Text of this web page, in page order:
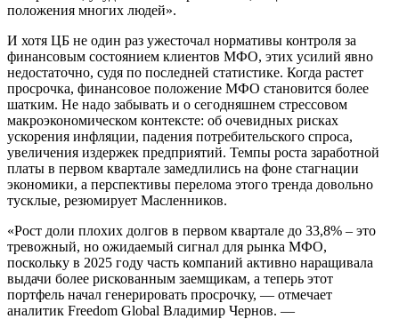
положения многих людей».
И хотя ЦБ не один раз ужесточал нормативы контроля за
финансовым состоянием клиентов МФО, этих усилий явно
недостаточно, судя по последней статистике. Когда растет
просрочка, финансовое положение МФО становится более
шатким. Не надо забывать и о сегодняшнем стрессовом
макроэкономическом контексте: об очевидных рисках
ускорения инфляции, падения потребительского спроса,
увеличения издержек предприятий. Темпы роста заработной
платы в первом квартале замедлились на фоне стагнации
экономики, а перспективы перелома этого тренда довольно
тусклые, резюмирует Масленников.
«Рост доли плохих долгов в первом квартале до 33,8% – это
тревожный, но ожидаемый сигнал для рынка МФО,
поскольку в 2025 году часть компаний активно наращивала
выдачи более рискованным заемщикам, а теперь этот
портфель начал генерировать просрочку, — отмечает
аналитик Freedom Global Владимир Чернов. —